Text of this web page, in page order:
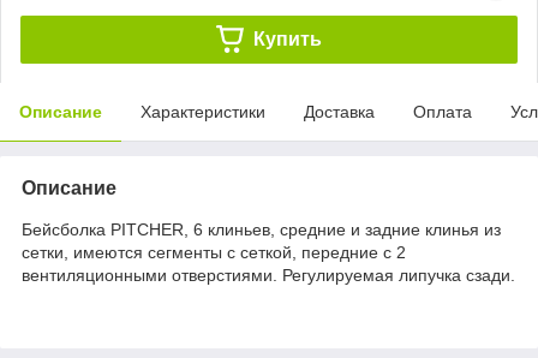
Купить
Описание Характеристики Доставка Оплата
Описание
Бейсболка PITCHER, 6 клиньев, средние и задние клинья из
сетки, имеются сегменты с сеткой, передние с 2
вентиляционными отверстиями. Регулируемая липучка сзади.